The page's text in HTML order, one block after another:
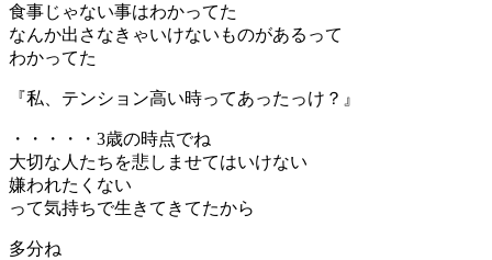
食事じゃない事はわかってた
なんか出さなきゃいけないものがあるって
わかってた
『私、テンション高い時ってあったっけ？』
・・・・・3歳の時点でね
大切な人たちを悲しませてはいけない
嫌われたくない
って気持ちで生きてきてたから
多分ね